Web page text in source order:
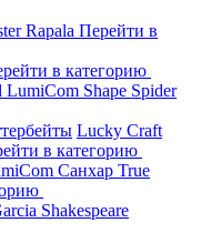
Rapala Перейти в
в категорию
LumiCom Shape Spider
Lucky Craft
в категорию
Санхар True
Shakespeare